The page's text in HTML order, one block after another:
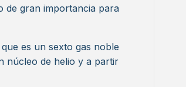
de gran importancia para
es un sexto gas noble
núcleo de helio y a partir